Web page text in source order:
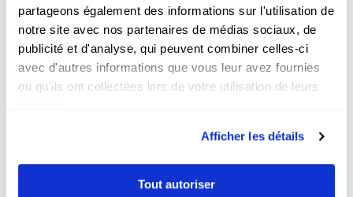
partageons également des informations sur l'utilisation de
notre site avec nos partenaires de médias sociaux, de
publicité et d'analyse, qui peuvent combiner celles-ci
avec d'autres informations que vous leur avez fournies
ou qu'ils ont collectées lors de votre utilisation de leurs
Afficher les détails
Tout autoriser